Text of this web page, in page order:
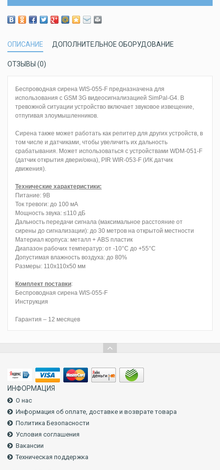
ОПИСАНИЕ ДОПОЛНИТЕЛЬНОЕ ОБОРУДОВАНИЕ
ОТЗЫВЫ (0)
Беспроводная сирена WIS-055-F предназначена для
использования с GSM 3G видеосигнализацией SimPal-G4. В
тревожной ситуации устройство включает звуковое извещение,
отпугивая злоумышленников.
Сирена также может работать как репитер для других устройств, в
том числе и датчиками, чтобы увеличить их дальность
срабатывания. Может использоваться с устройствами WDM-051-F
(датчик открытия двери/окна), PIR WIR-053-F (ИК датчик
движения).
Технические характеристики:
Питание: 9В
Ток тревоги: до 100 мА
Мощность звука: ≤110 дБ
Дальность передачи сигнала (максимальное расстояние от
сирены до сигнализации): до 30 метров на открытой местности
Материал корпуса: металл + ABS пластик
Диапазон рабочих температур: от -10°C до +55°C
Допустимая влажность воздуха: до 80%
Размеры: 110х110х50 мм
Комплект поставки:
Беспроводная сирена WIS-055-F
Инструкция
Гарантия – 12 месяцев
ИНФОРМАЦИЯ
О нас
Информация об оплате, доставке и возврате товара
Политика Безопасности
Условия соглашения
Вакансии
Техническая поддержка